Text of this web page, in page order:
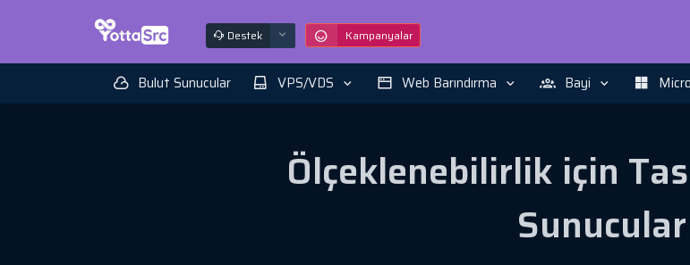
Destek Kampanyalar
Bulut Sunucular VPS/VDS Web Barındırma Bayi
Ölçeklenebilirlik için
Sunucular